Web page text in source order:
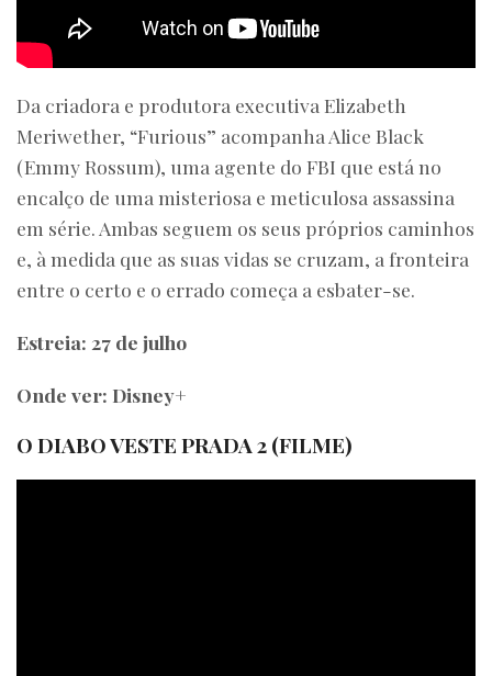
Da criadora e produtora executiva Elizabeth
Meriwether, “Furious” acompanha Alice Black
(Emmy Rossum), uma agente do FBI que está no
encalço de uma misteriosa e meticulosa assassina
em série. Ambas seguem os seus próprios caminhos
e, à medida que as suas vidas se cruzam, a fronteira
entre o certo e o errado começa a esbater-se.
Estreia: 27 de julho
Onde ver: Disney+
O DIABO VESTE PRADA 2(FILME)